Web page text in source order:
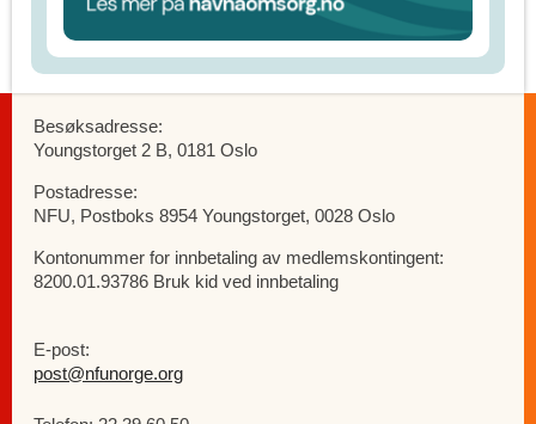
Besøksadresse:
Youngstorget 2 B, 0181 Oslo
Postadresse:
NFU, Postboks 8954 Youngstorget, 0028 Oslo
Kontonummer for innbetaling av medlemskontingent:
8200.01.93786 Bruk kid ved innbetaling
E-post:
post@nfunorge.org